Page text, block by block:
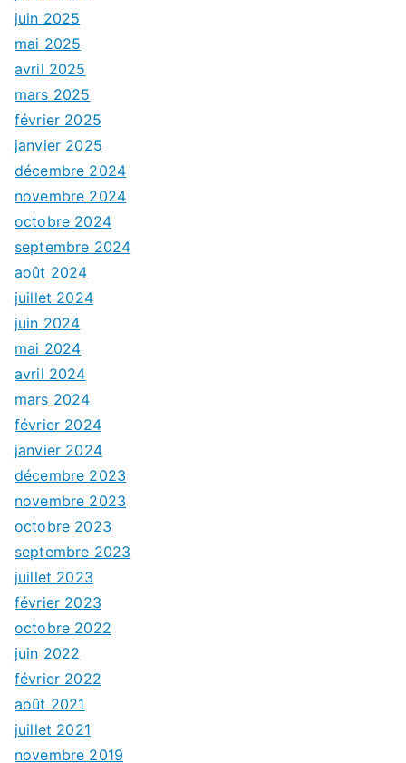
juin 2025
mai 2025
avril 2025
mars 2025
février 2025
janvier 2025
décembre 2024
novembre 2024
octobre 2024
septembre 2024
août 2024
juillet 2024
juin 2024
mai 2024
avril 2024
mars 2024
février 2024
janvier 2024
décembre 2023
novembre 2023
octobre 2023
septembre 2023
juillet 2023
février 2023
octobre 2022
juin 2022
février 2022
août 2021
juillet 2021
novembre 2019